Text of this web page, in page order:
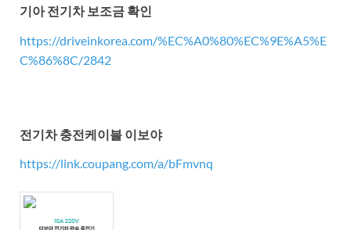
기아 전기차 보조금 확인
https://driveinkorea.com/%EC%A0%80%EC%9E%A5%E
C%86%8C/2842
전기차 충전케이블 이보야
https://link.coupang.com/a/bFmvnq